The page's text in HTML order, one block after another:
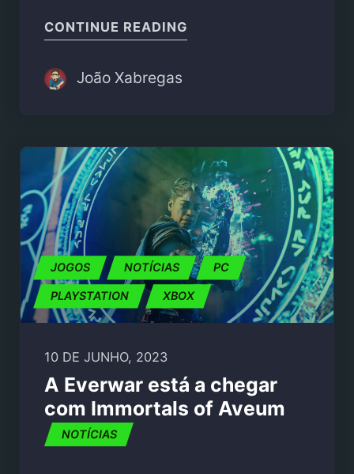
CONTINUE READING
João Xabregas
JOGOS NOTÍCIAS PC
PLAYSTATION XBOX
10 DE JUNHO, 2023
A Everwar está a chegar
com Immortals of Aveum
NOTÍCIAS